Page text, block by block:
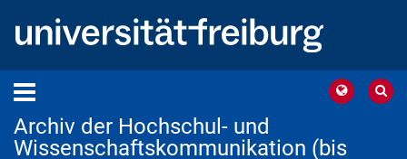
Archiv der Hochschul- und
Wissenschaftskommunikation (bis